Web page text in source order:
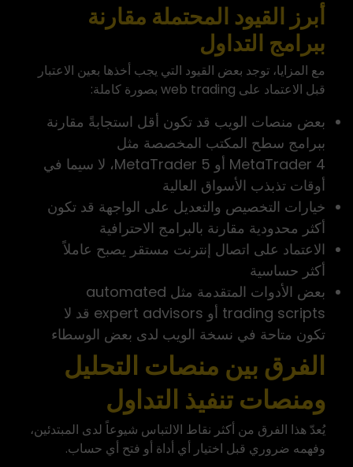
أبرز القيود المحتملة مقارنة
ببرامج التداول
مع المزايا، توجد بعض القيود التي يجب أخذها بعين الاعتبار
قبل الاعتماد على web trading بصورة كاملة:
بعض منصات الويب قد تكون أقل استجابةً مقارنة
ببرامج سطح المكتب المخصصة مثل
MetaTrader 4 أو MetaTrader 5، لا سيما في
أوقات تذبذب الأسواق العالية
خيارات التخصيص والتعديل على الواجهة قد تكون
أكثر محدودية مقارنة بالبرامج الاحترافية
الاعتماد على اتصال إنترنت مستقر يصبح عاملاً
أكثر حساسية
بعض الأدوات المتقدمة مثل automated
trading scripts أو expert advisors قد لا
تكون متاحة في نسخة الويب لدى بعض الوسطاء
الفرق بين منصات التحليل
ومنصات تنفيذ التداول
يُعدّ هذا الفرق من أكثر نقاط الالتباس شيوعاً لدى المبتدئين،
وفهمه ضروري قبل اختيار أي أداة أو فتح أي حساب.